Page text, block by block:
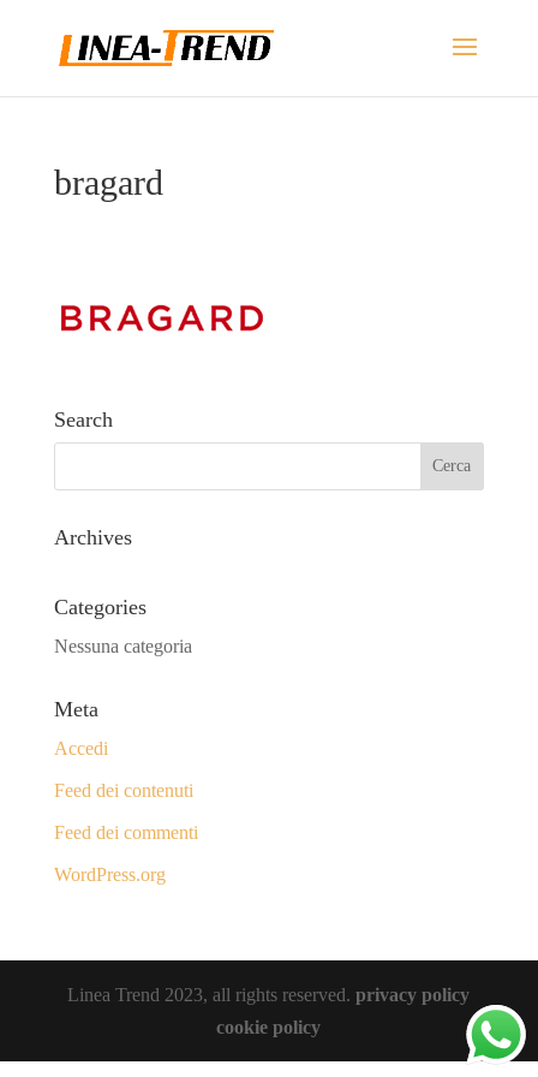
bragard
Search
Archives
Categories
Nessuna categoria
Meta
Accedi
Feed dei contenuti
Feed dei commenti
WordPress.org
Linea Trend 2023, all rights reserved.privacy policy
cookie policy